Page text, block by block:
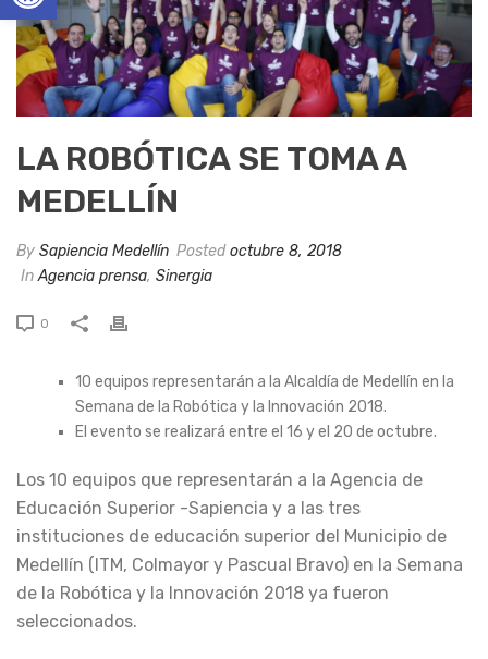
LA ROBÓTICA SE TOMA A
MEDELLÍN
By Sapiencia Medellín Postedoctubre 8, 2018
InAgencia prensa, Sinergia
0
10 equipos representarán a la Alcaldía de Medellín en la
Semana de la Robótica y la Innovación 2018.
El evento se realizará entre el 16 y el 20 de octubre.
Los 10 equipos que representarán a la Agencia de
Educación Superior -Sapiencia y a las tres
instituciones de educación superior del Municipio de
Medellín (ITM, Colmayor y Pascual Bravo) en la Semana
de la Robótica y la Innovación 2018 ya fueron
seleccionados.